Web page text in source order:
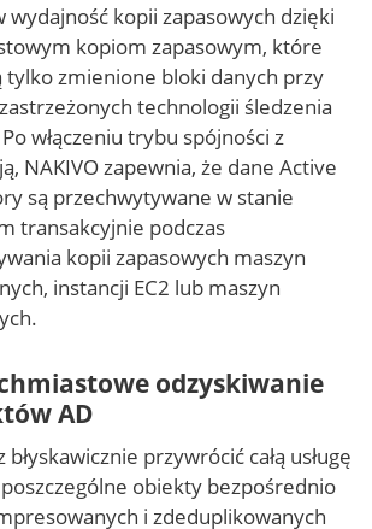
wydajność kopii zapasowych dzięki
kopiom zapasowym, które
tylko zmienione bloki danych przy
technologii śledzenia
włączeniu trybu spójności z
NAKIVO zapewnia, że dane Active
są przechwytywane w stanie
transakcyjnie podczas
kopii zapasowych maszyn
instancji EC2 lub maszyn
odzyskiwanie
AD
błyskawicznie przywrócić całą usługę
obiekty bezpośrednio
i zdeduplikowanych